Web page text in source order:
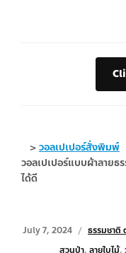
>วอลเปเปอร์สั่งพิมพ์
วอลเปเปอร์แบบผ้าลายธ
ได้ดี
July 7, 2024 ธรรมชาติ
สวนป่า, ลายใบไม้,